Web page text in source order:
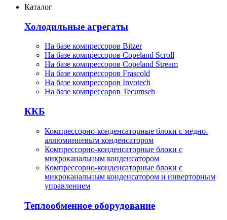
Каталог
Холодильные агрегаты
На базе компрессоров Bitzer
На базе компрессоров Copeland Scroll
На базе компрессоров Copeland Stream
На базе компрессоров Frascold
На базе компрессоров Invotech
На базе компрессоров Tecumseh
ККБ
Компрессорно-конденсаторные блоки с медно-
аллюминиевым конденсатором
Компрессорно-конденсаторные блоки с
микроканальным конденсатором
Компрессорно-конденсаторные блоки с
микроканальным конденсатором и инверторным
управлением
Теплообменное оборудование